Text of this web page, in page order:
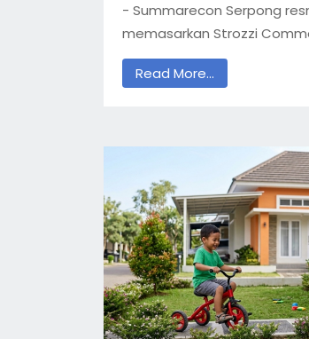
- Summarecon Serpong
memasarkan Strozzi
Read More...